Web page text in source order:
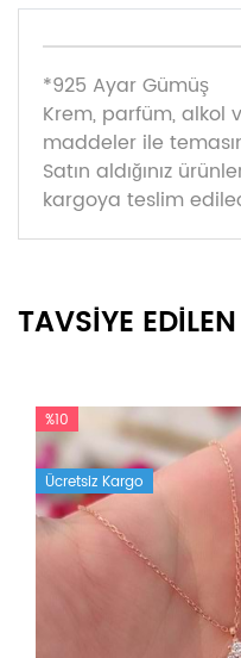
*925 Ayar Gümüş
Krem, parfüm, alkol
maddeler ile
Satın aldığınız
kargoya teslim
TAVSİYE
%10
Ücretsiz Kargo